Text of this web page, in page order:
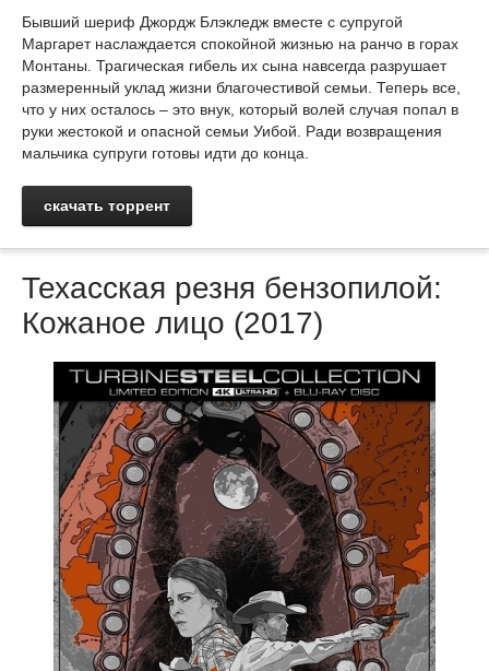
Бывший шериф Джордж Блэкледж вместе с супругой
Маргарет наслаждается спокойной жизнью на ранчо в горах
Монтаны. Трагическая гибель их сына навсегда разрушает
размеренный уклад жизни благочестивой семьи. Теперь все,
что у них осталось – это внук, который волей случая попал в
руки жестокой и опасной семьи Уибой. Ради возвращения
мальчика супруги готовы идти до конца.
скачать торрент
Техасская резня бензопилой:
Кожаное лицо (2017)